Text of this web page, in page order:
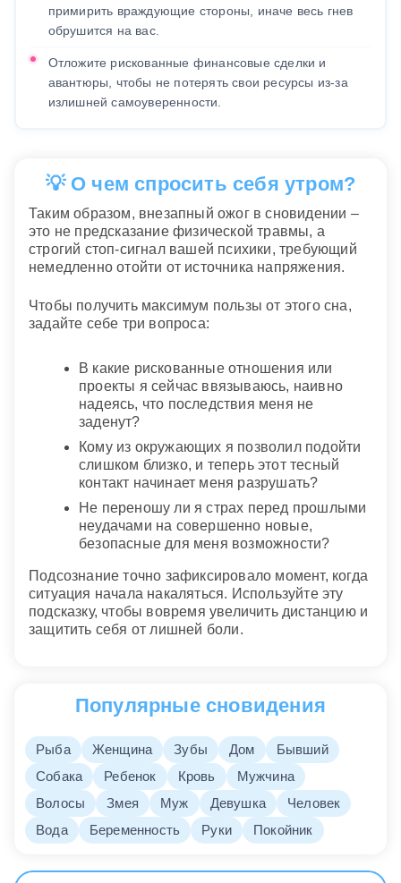
примирить враждующие стороны, иначе весь гнев
обрушится на вас.
Отложите рискованные финансовые сделки и
авантюры, чтобы не потерять свои ресурсы из-за
излишней самоуверенности.
💡 О чем спросить себя утром?
Таким образом, внезапный ожог в сновидении –
это не предсказание физической травмы, а
строгий стоп-сигнал вашей психики, требующий
немедленно отойти от источника напряжения.
Чтобы получить максимум пользы от этого сна,
задайте себе три вопроса:
В какие рискованные отношения или
проекты я сейчас ввязываюсь, наивно
надеясь, что последствия меня не
заденут?
Кому из окружающих я позволил подойти
слишком близко, и теперь этот тесный
контакт начинает меня разрушать?
Не переношу ли я страх перед прошлыми
неудачами на совершенно новые,
безопасные для меня возможности?
Подсознание точно зафиксировало момент, когда
ситуация начала накаляться. Используйте эту
подсказку, чтобы вовремя увеличить дистанцию и
защитить себя от лишней боли.
Популярные сновидения
Рыба Женщина Зубы Дом
Бывший
Собака
Ребенок Кровь
Мужчина
Волосы
Змея Муж Девушка
Человек
Вода
Беременность Руки Покойник